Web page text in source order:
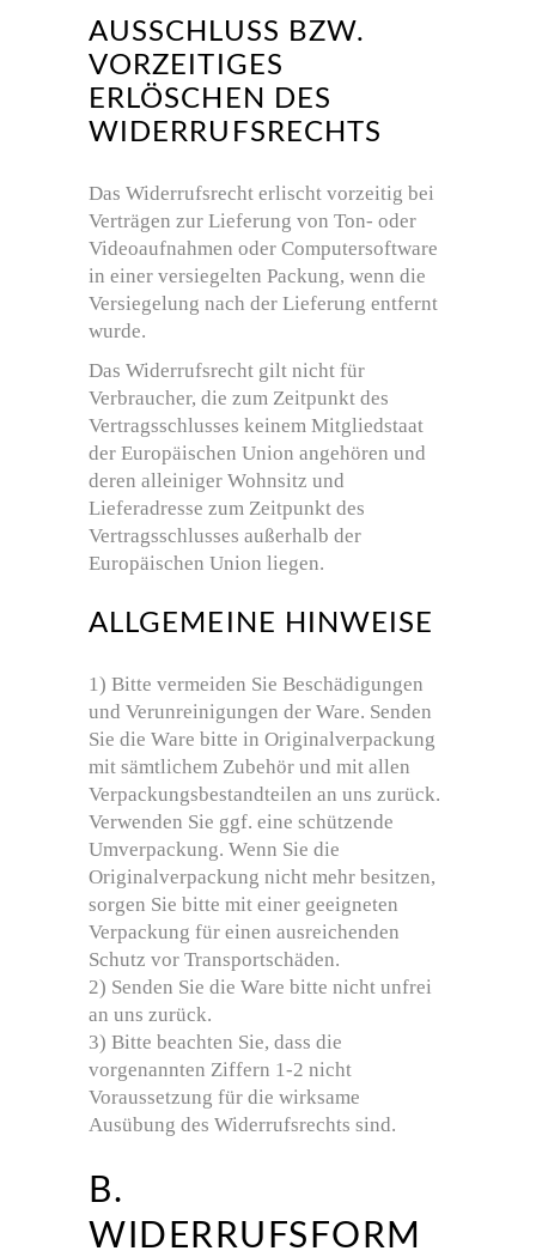
AUSSCHLUSS BZW.
VORZEITIGES
ERLÖSCHEN DES
WIDERRUFSRECHTS
Das Widerrufsrecht erlischt vorzeitig bei
Verträgen zur Lieferung von Ton- oder
Videoaufnahmen oder Computersoftware
in einer versiegelten Packung, wenn die
Versiegelung nach der Lieferung entfernt
wurde.
Das Widerrufsrecht gilt nicht für
Verbraucher, die zum Zeitpunkt des
Vertragsschlusses keinem Mitgliedstaat
der Europäischen Union angehören und
deren alleiniger Wohnsitz und
Lieferadresse zum Zeitpunkt des
Vertragsschlusses außerhalb der
Europäischen Union liegen.
ALLGEMEINE HINWEISE
1) Bitte vermeiden Sie Beschädigungen
und Verunreinigungen der Ware. Senden
Sie die Ware bitte in Originalverpackung
mit sämtlichem Zubehör und mit allen
Verpackungsbestandteilen an uns zurück.
Verwenden Sie ggf. eine schützende
Umverpackung. Wenn Sie die
Originalverpackung nicht mehr besitzen,
sorgen Sie bitte mit einer geeigneten
Verpackung für einen ausreichenden
Schutz vor Transportschäden.
2) Senden Sie die Ware bitte nicht unfrei
an uns zurück.
3) Bitte beachten Sie, dass die
vorgenannten Ziffern 1-2 nicht
Voraussetzung für die wirksame
Ausübung des Widerrufsrechts sind.
B.
WIDERRUFSFORM